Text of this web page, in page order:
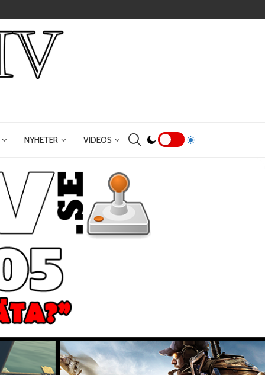
NYHETER VIDEOS